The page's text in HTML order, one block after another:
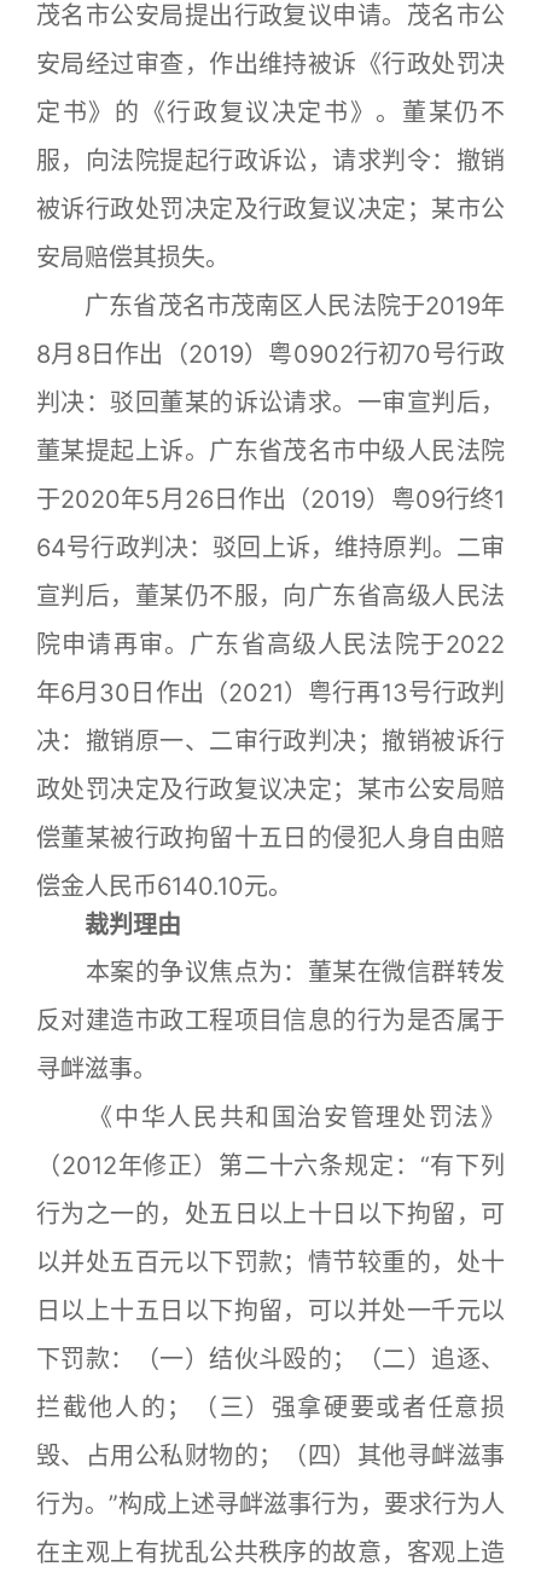
茂名市公安局提出行政复议申请。茂名市公
安局经过审查，作出维持被诉《行政处罚决
定书》的《行政复议决定书》。董某仍不
服，向法院提起行政诉讼，请求判令：撤销
被诉行政处罚决定及行政复议决定；某市公
安局赔偿其损失。
广东省茂名市茂南区人民法院于2019年
8月8日作出（2019）粤0902行初70号行政
判决：驳回董某的诉讼请求。一审宣判后，
董某提起上诉。广东省茂名市中级人民法院
于2020年5月26日作出（2019）粤09行终1
64号行政判决：驳回上诉，维持原判。二审
宣判后，董某仍不服，向广东省高级人民法
院申请再审。广东省高级人民法院于2022
年6月30日作出（2021）粤行再13号行政判
决：撤销原一、二审行政判决；撤销被诉行
政处罚决定及行政复议决定；某市公安局赔
偿董某被行政拘留十五日的侵犯人身自由赔
偿金人民币6140.10元。
裁判理由
本案的争议焦点为：董某在微信群转发
反对建造市政工程项目信息的行为是否属于
寻衅滋事。
《中华人民共和国治安管理处罚法》
（2012年修正）第二十六条规定：“有下列
行为之一的，处五日以上十日以下拘留，可
以并处五百元以下罚款；情节较重的，处十
日以上十五日以下拘留，可以并处一千元以
下罚款：（一）结伙斗殴的；（二）追逐、
拦截他人的；（三）强拿硬要或者任意损
毁、占用公私财物的；（四）其他寻衅滋事
行为。”构成上述寻衅滋事行为，要求行为人
在主观上有扰乱公共秩序的故意，客观上造